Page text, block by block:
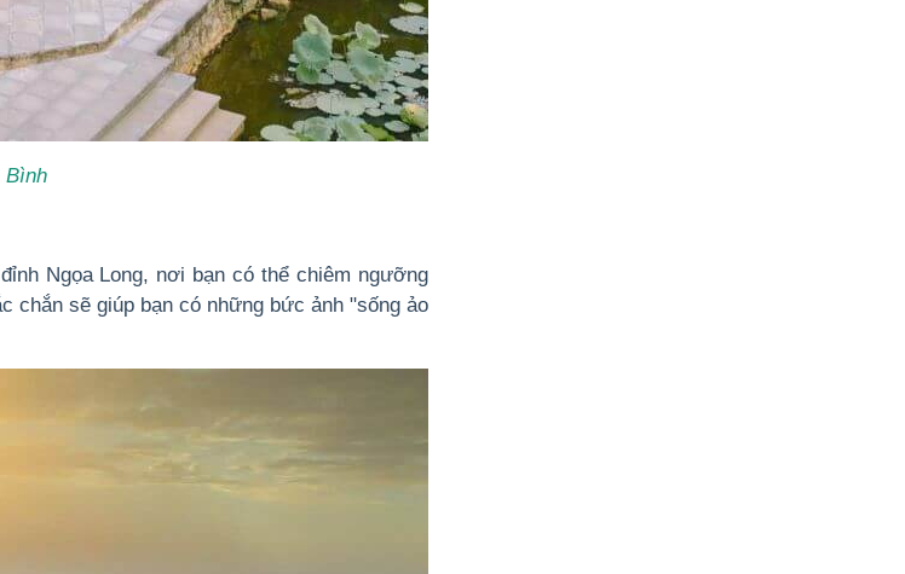
Bình
Ngọa Long, nơi bạn có thể chiêm ngưỡng
chắn sẽ giúp bạn có những bức ảnh "sống ảo